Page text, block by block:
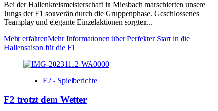
Bei der Hallenkreismeisterschaft in Miesbach marschierten unsere
Jungs der F1 souverän durch die Gruppenphase. Geschlossenes
Teamplay und elegante Einzelaktionen sorgten...
Mehr erfahrenMehr Informationen über Perfekter Start in die
Hallensaison für die F1
F2 - Spielberichte
F2 trotzt dem Wetter